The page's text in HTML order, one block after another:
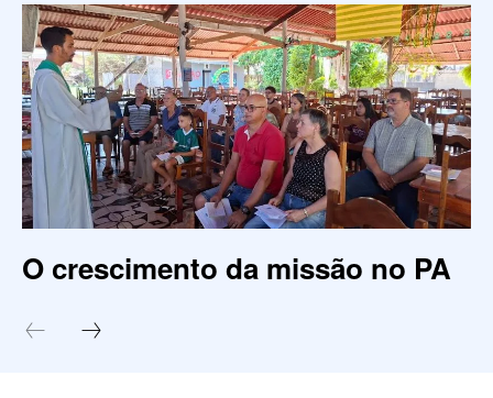
O crescimento da missão no PA